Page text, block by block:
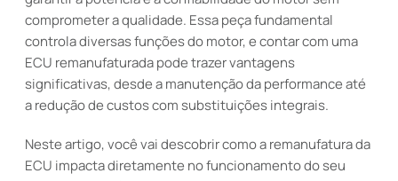
comprometer a qualidade. Essa peça fundamental
controla diversas funções do motor, e contar com uma
ECU remanufaturada pode trazer vantagens
significativas, desde a manutenção da performance até
a redução de custos com substituições integrais.
Neste artigo, você vai descobrir como a remanufatura da
ECU impacta diretamente no funcionamento do seu